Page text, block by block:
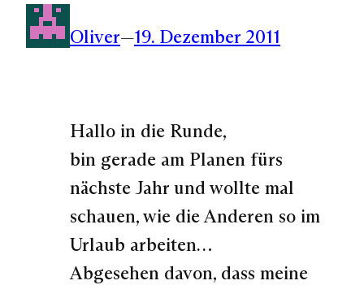
Oliver—19. Dezember 2011
Hallo in die Runde,
bin gerade am Planen fürs
nächste Jahr und wollte mal
schauen, wie die Anderen so im
Urlaub arbeiten…
Abgesehen davon, dass meine